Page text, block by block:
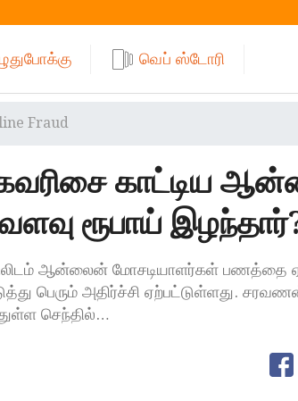
வெப் ஸ்டோரி
Fraud
காட்டிய
ரூபாய்
ஆன்லைன் மோசடியாளர்கள் பணத்தை
பெரும் அதிர்ச்சி ஏற்பட்டுள்ளது.
செந்தில்…